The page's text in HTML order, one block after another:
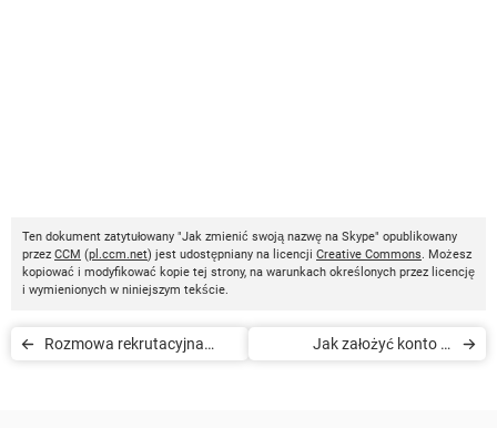
Ten dokument zatytułowany "Jak zmienić swoją nazwę na Skype" opublikowany
przez CCM (pl.ccm.net) jest udostępniany na licencji Creative Commons. Możesz
kopiować i modyfikować kopie tej strony, na warunkach określonych przez licencję
i wymienionych w niniejszym tekście.
Rozmowa rekrutacyjna
Jak założyć konto w